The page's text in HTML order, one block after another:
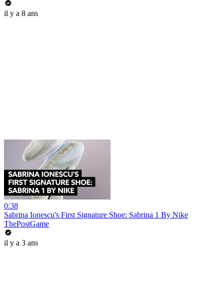
il y a 8 ans
0:38
Sabrina Ionescu's First Signature Shoe: Sabrina 1 By Nike
ThePostGame
il y a 3 ans